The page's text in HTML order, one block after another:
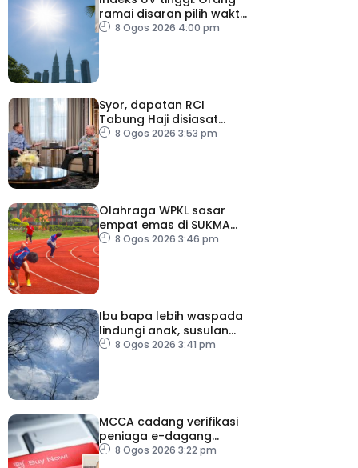
ramai disaran pilih waktu
sesuai untuk aktiviti luar
8 Ogos 2026 4:00 pm
Syor, dapatan RCI
Tabung Haji disiasat
tanpa kompromi – PM
8 Ogos 2026 3:53 pm
Olahraga WPKL sasar
empat emas di SUKMA
20268 Ogos 2026 3:46 pm
Ibu bapa lebih waspada
lindungi anak, susulan
indeks UV sangat tinggi
8 Ogos 2026 3:41 pm
MCCA cadang verifikasi
peniaga e-dagang
tangani lambakan
8 Ogos 2026 3:22 pm